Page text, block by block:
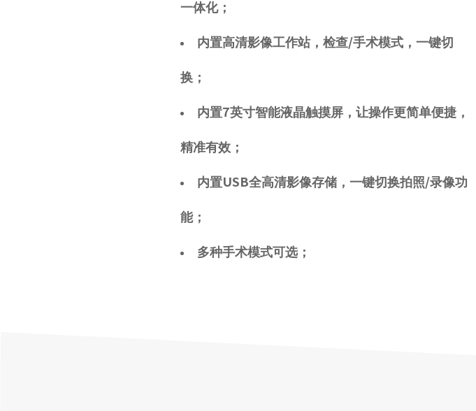
一体化；
内置高清影像工作站，检查/手术模式，一键切
换；
内置7英寸智能液晶触摸屏，让操作更简单便捷，
精准有效；
内置USB全高清影像存储，一键切换拍照/录像功
能；
多种手术模式可选；